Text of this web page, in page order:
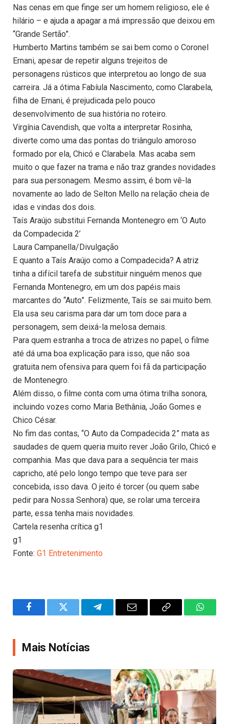
Nas cenas em que finge ser um homem religioso, ele é
hilário – e ajuda a apagar a má impressão que deixou em
“Grande Sertão”.
Humberto Martins também se sai bem como o Coronel
Ernani, apesar de repetir alguns trejeitos de
personagens rústicos que interpretou ao longo de sua
carreira. Já a ótima Fabíula Nascimento, como Clarabela,
filha de Ernani, é prejudicada pelo pouco
desenvolvimento de sua história no roteiro.
Virgínia Cavendish, que volta a interpretar Rosinha,
diverte como uma das pontas do triângulo amoroso
formado por ela, Chicó e Clarabela. Mas acaba sem
muito o que fazer na trama e não traz grandes novidades
para sua personagem. Mesmo assim, é bom vê-la
novamente ao lado de Selton Mello na relação cheia de
idas e vindas dos dois.
Taís Araújo substitui Fernanda Montenegro em ‘O Auto
da Compadecida 2’
Laura Campanella/Divulgação
E quanto a Taís Araújo como a Compadecida? A atriz
tinha a difícil tarefa de substituir ninguém menos que
Fernanda Montenegro, em um dos papéis mais
marcantes do “Auto”. Felizmente, Taís se sai muito bem.
Ela usa seu carisma para dar um tom doce para a
personagem, sem deixá-la melosa demais.
Para quem estranha a troca de atrizes no papel, o filme
até dá uma boa explicação para isso, que não soa
gratuita nem ofensiva para quem foi fã da participação
de Montenegro.
Além disso, o filme conta com uma ótima trilha sonora,
incluindo vozes como Maria Bethânia, João Gomes e
Chico César.
No fim das contas, “O Auto da Compadecida 2” mata as
saudades de quem queria muito rever João Grilo, Chicó e
companhia. Mas que dava para a sequência ter mais
capricho, até pelo longo tempo que teve para ser
concebida, isso dava. O jeito é torcer (ou quem sabe
pedir para Nossa Senhora) que, se rolar uma terceira
parte, essa tenha mais novidades.
Cartela resenha crítica g1
g1
Fonte: G1 Entretenimento
FacebookTwitter TelegramEmail
Copy
Mais Notícias